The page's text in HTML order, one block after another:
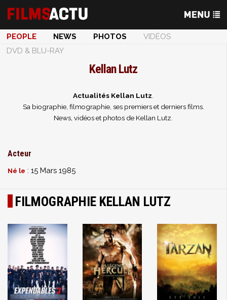
PEOPLE NEWS PHOTOS
VIDÉOS
DVD & BLU-RAY
Kellan Lutz
Actualités Kellan Lutz
Sa biographie, filmographie, ses premiers et derniers films.
News, vidéos et photos de Kellan Lutz.
Acteur
Né le : 15 Mars 1985
FILMOGRAPHIE KELLAN LUTZ